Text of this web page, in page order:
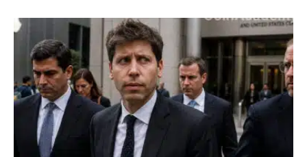
OpenAI demande le rejet de la plainte d’Apple et